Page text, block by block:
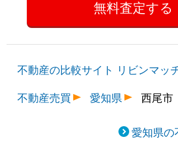
不動産の比較サイト リビンマッ
不動産売買
愛知県 西尾市
愛知県の